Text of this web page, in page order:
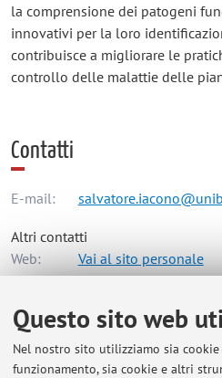
Questo sito web
Nel nostro sito utilizziamo sia
funzionamento, sia cookie e altri
la comprensione dei patogeni
innovativi per la loro
contribuisce a migliorare le
controllo delle malattie delle
Contatti
E-mail:
Altri contatti
Web:
Vai al sito personale
Dipartimento di Scienze e
Viale Fanin 50, Bologna -Vai